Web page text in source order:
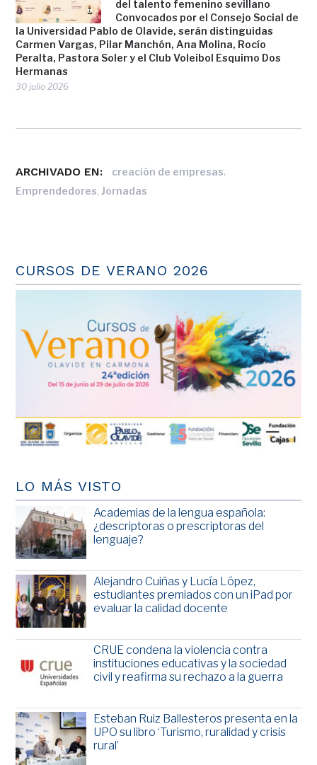
del talento femenino sevillano
Convocados por el Consejo Social de
la Universidad Pablo de Olavide, serán distinguidas
Carmen Vargas, Pilar Manchón, Ana Molina, Rocío
Peralta, Pastora Soler y el Club Voleibol Esquimo Dos
Hermanas
30 julio 2026
ARCHIVADO EN: creación de empresas,
Emprendedores,Jornadas
CURSOS DE VERANO 2026
LO MÁS VISTO
Academias de la lengua española:
¿descriptoras o prescriptoras del
lenguaje?
Alejandro Cuiñas y Lucía López,
estudiantes premiados con un iPad por
evaluar la calidad docente
CRUE condena la violencia contra
instituciones educativas y la sociedad
civil y reafirma su rechazo a la guerra
Esteban Ruiz Ballesteros presenta en la
UPO su libro ‘Turismo, ruralidad y crisis
rural’